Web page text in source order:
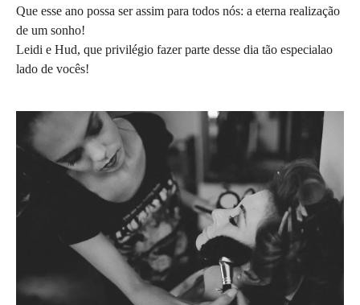
Que esse ano possa ser assim para todos nós: a eterna realização
de um sonho!
Leidi e Hud, que privilégio fazer parte desse dia tão especialao
lado de vocês!